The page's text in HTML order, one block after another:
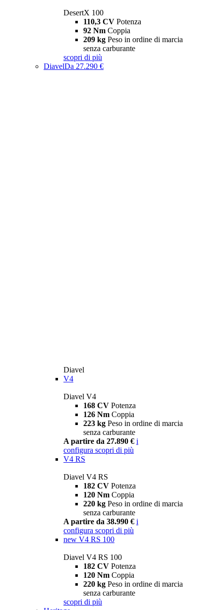
DesertX 100
110,3 CV Potenza
92 Nm Coppia
209 kg Peso in ordine di marcia
senza carburante
scopri di più
DiavelDa 27.290 €
Diavel
V4
Diavel V4
168 CV Potenza
126 Nm Coppia
223 kg Peso in ordine di marcia
senza carburante
A partire da 27.890 € i
configura scopri di più
V4 RS
Diavel V4 RS
182 CV Potenza
120 Nm Coppia
220 kg Peso in ordine di marcia
senza carburante
A partire da 38.990 € i
configura scopri di più
new V4 RS 100
Diavel V4 RS 100
182 CV Potenza
120 Nm Coppia
220 kg Peso in ordine di marcia
senza carburante
scopri di più